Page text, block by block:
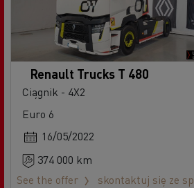
Renault Trucks T 480
Ciągnik - 4X2
Euro 6
16/05/2022
374 000 km
See the offer
skontaktuj się ze